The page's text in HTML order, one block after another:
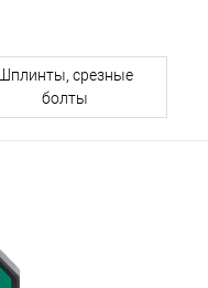
Шплинты, срезные
болты